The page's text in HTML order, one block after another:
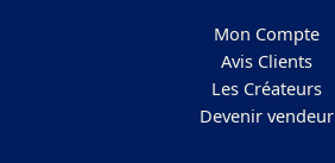
Mon Compte
Avis Clients
Les Créateurs
Devenir vendeur